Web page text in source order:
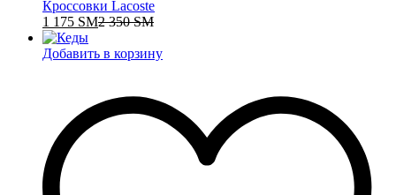
Кроссовки Lacoste
1 175 ЅМ2 350ЅМ
Добавить в корзину